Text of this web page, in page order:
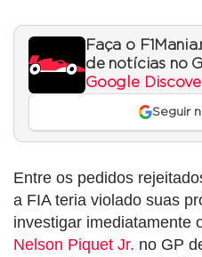
Faça o
de notícias no
Google
Seguir
Entre os pedidos
a FIA teria violado suas
investigar imediatamente
Nelson Piquet Jr. no GP